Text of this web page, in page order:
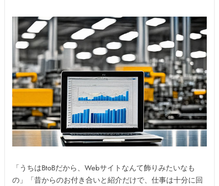
「うちはBtoBだから、Webサイトなんて飾りみたいなも
の」「昔からのお付き合いと紹介だけで、仕事は十分に回